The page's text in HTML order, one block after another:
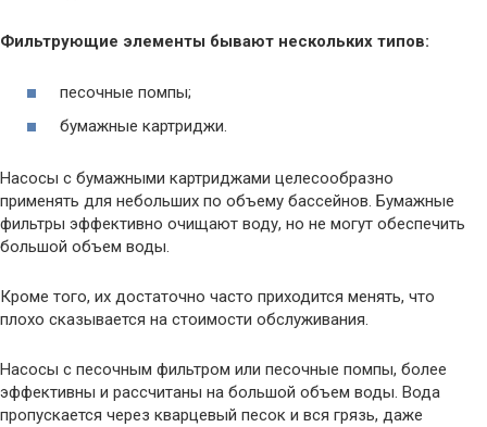
Фильтрующие элементы бывают нескольких типов:
песочные помпы;
бумажные картриджи.
Насосы с бумажными картриджами целесообразно
применять для небольших по объему бассейнов. Бумажные
фильтры эффективно очищают воду, но не могут обеспечить
большой объем воды.
Кроме того, их достаточно часто приходится менять, что
плохо сказывается на стоимости обслуживания.
Насосы с песочным фильтром или песочные помпы, более
эффективны и рассчитаны на большой объем воды. Вода
пропускается через кварцевый песок и вся грязь, даже